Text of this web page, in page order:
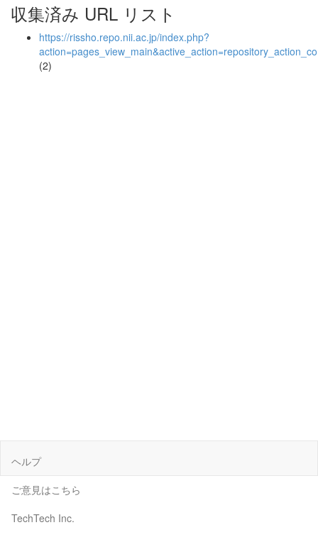
収集済み URL リスト
https://rissho.repo.nii.ac.jp/index.php?
(2)
ヘルプ
ご意見はこちら
TechTech Inc.